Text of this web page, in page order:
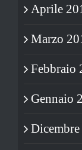
Aprile
Marzo
Febbraio
Gennaio